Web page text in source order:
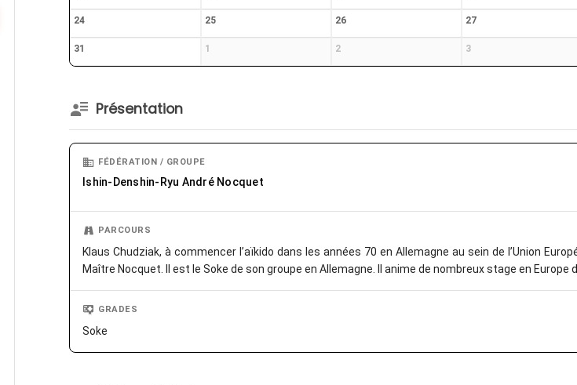
24 25 26 27
31 1 2 3
Présentation
FÉDÉRATION / GROUPE
Ishin-Denshin-Ryu André Nocquet
PARCOURS
Klaus Chudziak, à commencer l’aïkido dans les années 70 en Allemagne au sein de l’Union
Maître Nocquet. Il est le Soke de son groupe en Allemagne. Il anime de nombreux stage en Europe
GRADES
Soke